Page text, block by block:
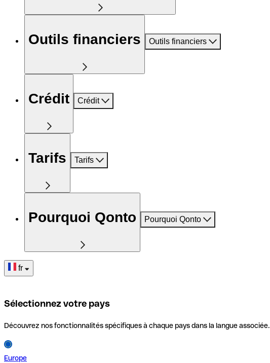
Outils financiers Outils financiers
Crédit Crédit
Tarifs Tarifs
Pourquoi Qonto Pourquoi Qonto
fr
Sélectionnez votre pays
Découvrez nos fonctionnalités spécifiques à chaque pays dans la langue associée.
Europe